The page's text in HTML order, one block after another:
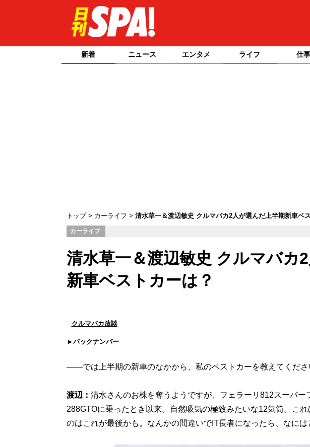
新着 ニュース エンタメ ライフ 仕事
トップ カーライフ 清水草一＆渡辺敏史 クルマバカ2人が選んだ上半期新車ベ
カーライフ
清水草一＆渡辺敏史 クルマバカ
新車ベストカーは？
クルマバカ放談
バックナンバー
――では上半期の新車のなかから、私のベストカーを教えてくださ
渡辺： 清水さんのお株を奪うようですが、フェラーリ812スーパ
288GTOに乗ったとき以来。自然吸気の極致みたいな12気筒。こ
のはこれが最後かも。なんかの間違いでIT長者になったら、なには